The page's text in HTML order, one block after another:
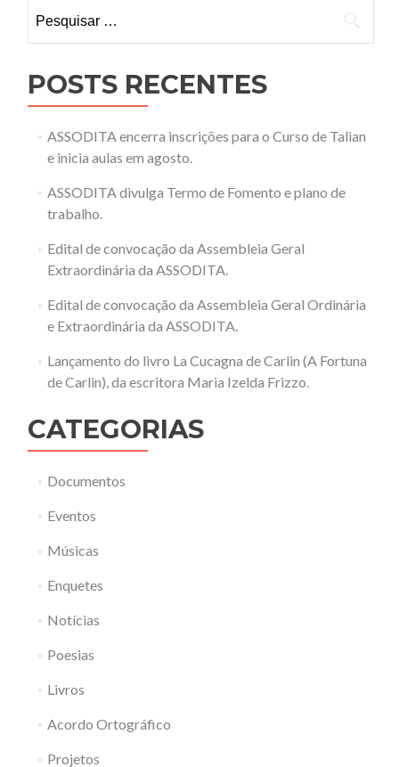
por:
POSTS RECENTES
ASSODITA encerra inscrições para o Curso de Talian
e inicia aulas em agosto.
ASSODITA divulga Termo de Fomento e plano de
trabalho.
Edital de convocação da Assembleia Geral
Extraordinária da ASSODITA.
Edital de convocação da Assembleia Geral Ordinária
e Extraordinária da ASSODITA.
Lançamento do livro La Cucagna de Carlin (A Fortuna
de Carlin), da escritora Maria Izelda Frizzo.
CATEGORIAS
Documentos
Eventos
Músicas
Enquetes
Notícias
Poesias
Livros
Acordo Ortográfico
Projetos